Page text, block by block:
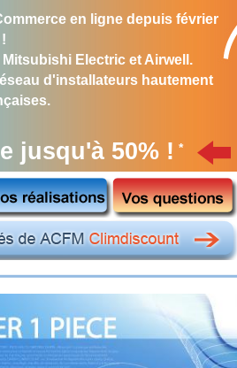
en ligne depuis février
Electric et Airwell.
d'installateurs hautement
jusqu'à 50% ! *